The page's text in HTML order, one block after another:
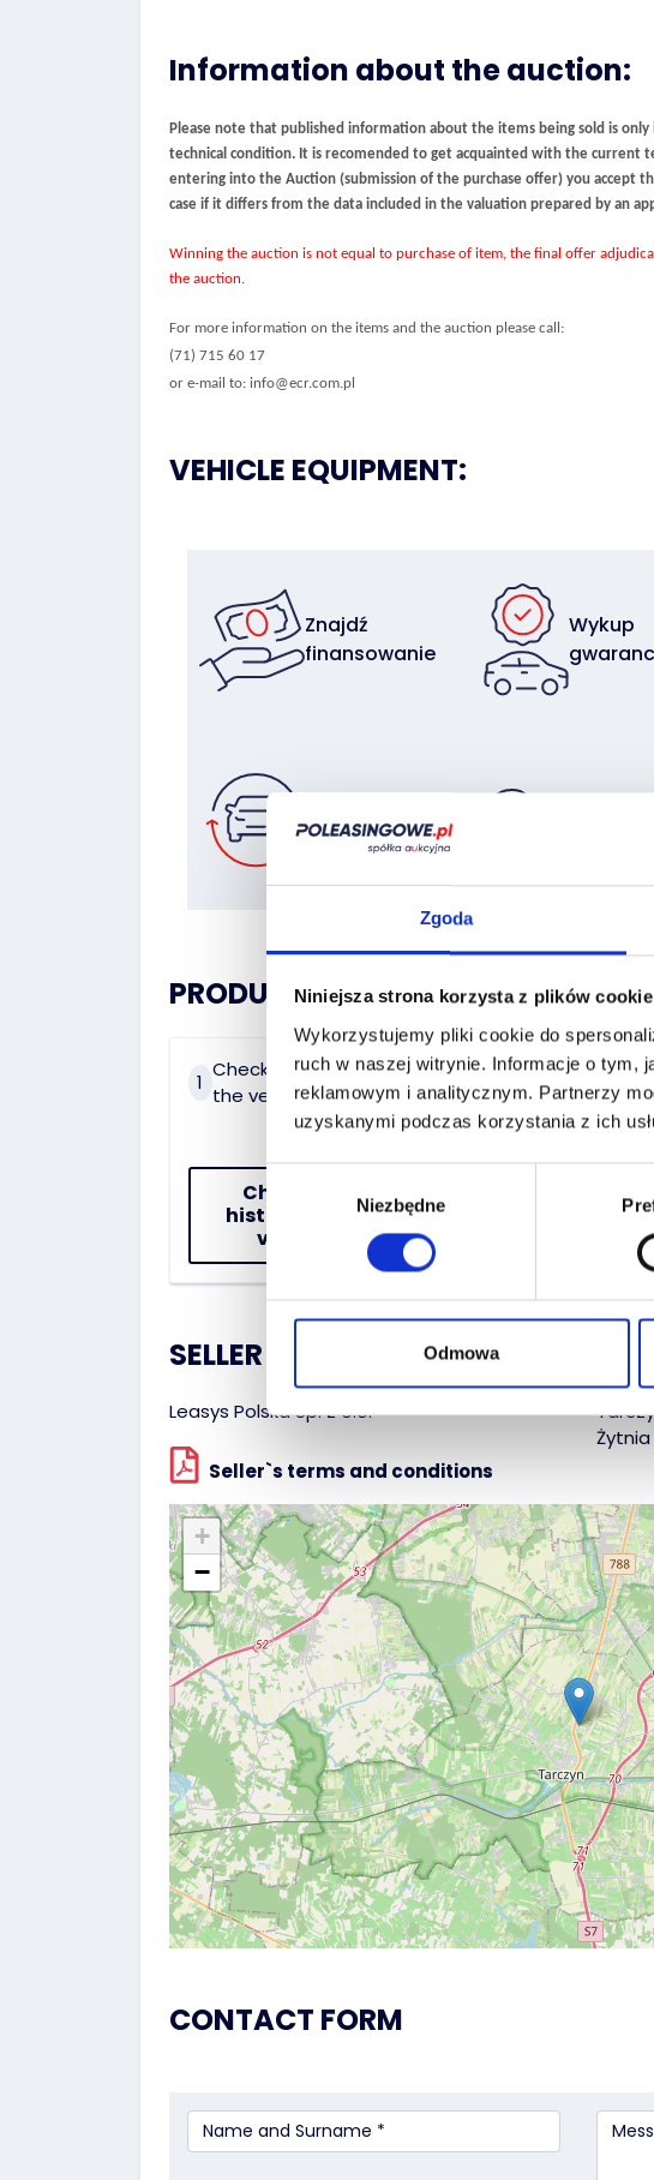
Zgoda
Niniejsza strona korzysta z plików cookie
Wykorzystujemy pliki cookie do
ruch w naszej witrynie. Informacje o tym,
reklamowym i analitycznym. Partnerzy
uzyskanymi podczas korzystania z ich
Niezbędne
Odmowa
Information about the auction:
Please note that published information about the items being sold is
technical condition. It is recomended to get acquainted with the current
entering into the Auction (submission of the purchase offer) you accept
case if it differs from the data included in the valuation prepared by an
Winning the auction is not equal to purchase of item, the final offer
the auction.
For more information on the items and the auction please call:
(71) 715 60 17
or e-mail to: info@ecr.com.pl
VEHICLE EQUIPMENT:
Znajdź
finansowanie
Wykup
w rozliczeniu
PRODUCT HISTORY:
1
Check the history of
the vehicle
Check the
history of the
vehicle
On the
data:
VIN
Date of
SELLER :
Leasys Polska Sp. z o.o.
Seller`s terms and conditions
Żytnia
+
−
CONTACT FORM